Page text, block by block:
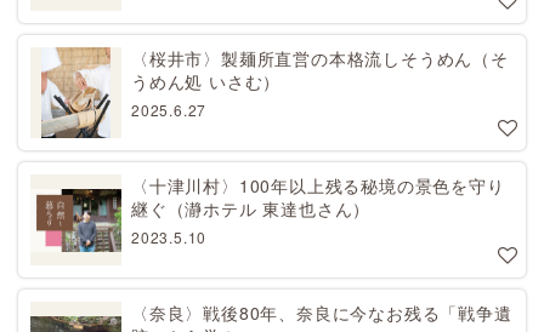
〈桜井市〉製麺所直営の本格流しそうめん（そ
うめん処 いさむ）
2025.6.27
〈十津川村〉100年以上残る秘境の景色を守り
継ぐ（瀞ホテル 東達也さん）
2023.5.10
〈奈良〉戦後80年、奈良に今なお残る「戦争遺